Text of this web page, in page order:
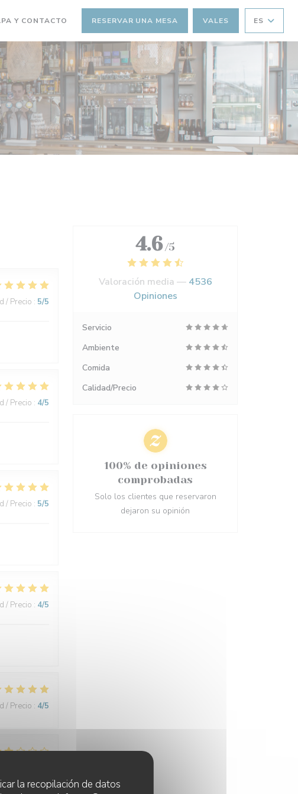
la recopilación de datos
VENTANA))
EN UNA NUEVA VENTANA))
Y CONTACTO RESERVAR UNA MESA VALES ES
/ Precio : 5/5
/ Precio : 4/5
/ Precio : 5/5
/ Precio : 4/5
/ Precio : 4/5
4.6 /5
Valoración media — 4536
Opiniones
Servicio
Ambiente
Comida
Calidad/Precio
100% de opiniones
comprobadas
Solo los clientes que reservaron
dejaron su opinión